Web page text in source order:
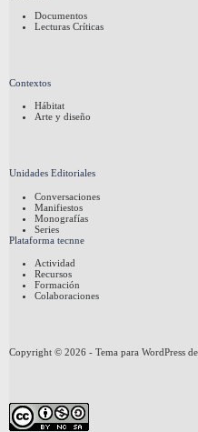
Documentos
Lecturas Críticas
Contextos
Hábitat
Arte y diseño
Unidades Editoriales
Conversaciones
Manifiestos
Monografías
Series
Plataforma tecnne
Actividad
Recursos
Formación
Colaboraciones
Copyright © 2026 - Tema para WordPress de